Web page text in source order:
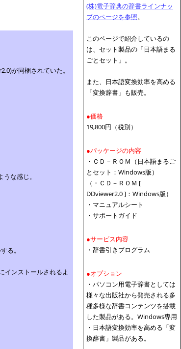
が同梱されていた。
な感じ。
る。
インストールされるよ
(株)電子辞典の辞書ラインナッ
プのページを参照。
このページで紹介しているの
は、セット製品の「日本語まる
ごとセット」。
また、日本語変換効率を高める
「変換辞書」も販売。
●価格
19,800円（税別）
●パッケージの内容
・ＣＤ－ＲＯＭ（日本語まるご
とセット：Windows版）
（・ＣＤ－ＲＯＭ [
DDviewer2.0 ]：Windows版）
・マニュアルシート
・サポートガイド
●サービス内容
・辞書引きプログラム
●オプション
・パソコン用電子辞書としては
様々な出版社から発売される多
種多様な辞書コンテンツを搭載
した製品がある。Windows専用
・日本語変換効率を高める「変
換辞書」製品がある。